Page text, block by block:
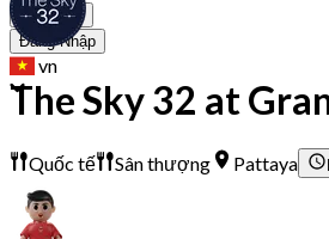
Tham gia
Đăng Nhập
vn
The Sky 32 at
Quốc tế Sân thượng Pattaya